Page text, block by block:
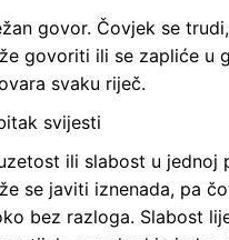
govor. Čovjek se
govoriti ili se zapliće u
svaku riječ.
svijesti
ili slabost u jednoj
se javiti iznenada, pa
bez razloga. Slabost